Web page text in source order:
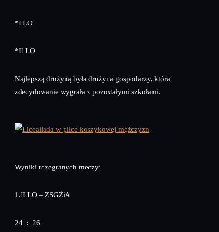
*I LO
*II LO
Najlepszą drużyną była drużyna gospodarzy, która
zdecydowanie wygrała z pozostałymi szkołami.
Wyniki rozegranych meczy:
1.II LO – ZSGŻiA
24 : 26